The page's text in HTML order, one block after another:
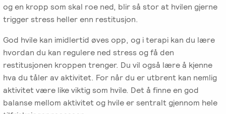
Utleie
kurslokale
–
Sentralt
i
Oslo
Salgsbetingelser
og en kropp som skal roe ned, blir så stor at hvilen gjerne
trigger stress heller enn restitusjon.
God hvile kan imidlertid øves opp, og i terapi kan du lære
hvordan du kan regulere ned stress og få den
restitusjonen kroppen trenger. Du vil også lære å kjenne
hva du tåler av aktivitet. For når du er utbrent kan nemlig
aktivitet være like viktig som hvile. Det å finne en god
balanse mellom aktivitet og hvile er sentralt gjennom hele